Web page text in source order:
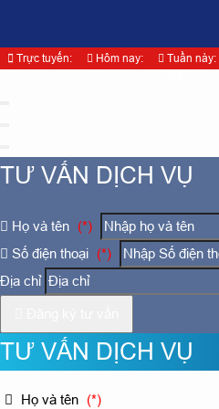
Trực tuyến:
Hôm nay:
Tuần này:
TƯ VẤN DỊCH VỤ
Họ và tên (*)
Số điện thoại (*)
Địa chỉ
TƯ VẤN DỊCH VỤ
Họ và tên (*)